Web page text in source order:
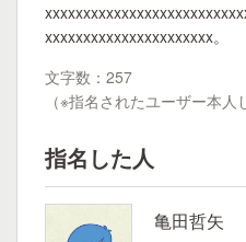
xxxxxxxxxxxxxxxxxxxxxx。
文字数：257
（※指名されたユーザー本人
指名した人
亀田哲矢